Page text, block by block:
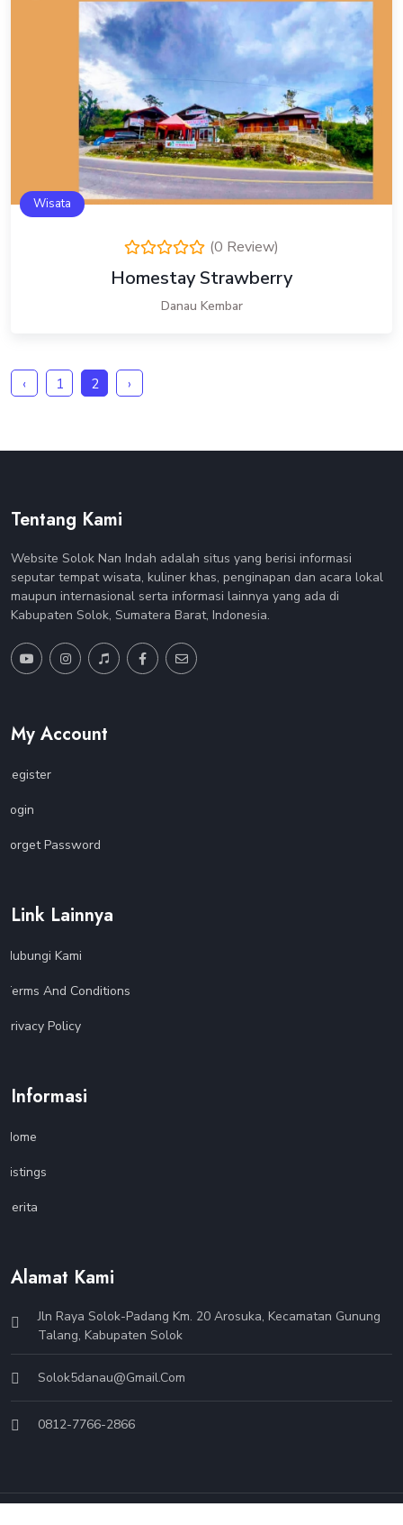
Wisata
(0 Review)
Homestay Strawberry
Danau Kembar
‹ 1 2 ›
Tentang Kami
Website Solok Nan Indah adalah situs yang berisi informasi
seputar tempat wisata, kuliner khas, penginapan dan acara lokal
maupun internasional serta informasi lainnya yang ada di
Kabupaten Solok, Sumatera Barat, Indonesia.
My Account
Register
Login
Forget Password
Link Lainnya
Hubungi Kami
Terms And Conditions
Privacy Policy
Informasi
Home
Listings
Berita
Alamat Kami
Jln Raya Solok-Padang Km. 20 Arosuka, Kecamatan Gunung
Talang, Kabupaten Solok
Solok5danau@gmail.com
0812-7766-2866